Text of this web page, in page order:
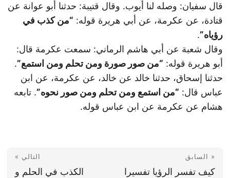
قال سفيان: وصله لنا أيوب. وقال قتيبة: حدثنا أبو عوانة عن
قتادة، عن عكرمة، عن أبي هريرة قوله: “من كذب في
رؤياه”.
وقال شعبة عن أبي هاشم الرماني: سمعت عكرمة قال:
أبو هريرة قوله: “من صور صورة ومن تحلم ومن استمع”.
حدثنا إسحاق، حدثنا خالد عن خالد، عن عكرمة، عن ابن
عباس قال: “من استمع ومن تحلم ومن صور نحوه”. تابعه
هشام عن عكرمة عن ابن عباس قوله.
« السابق
كيف تفسر الرؤيا تفسيرا
التالي »
الكذب في الحلم و